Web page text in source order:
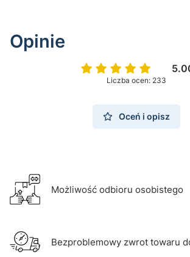
Opinie
Liczba ocen: 233
Oceń i opisz
Możliwość odbioru osobistego
Bezproblemowy zwrot towaru